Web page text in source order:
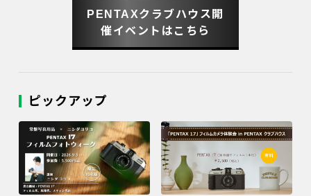
PENTAXクラブハウス開
催イベントはこちら
ピックアップ